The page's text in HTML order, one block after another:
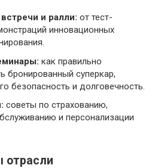
и ралли: от тест-
инновационных
как правильно
бронированный суперкар,
безопасность и долговечность.
советы по страхованию,
и персонализации
отрасли